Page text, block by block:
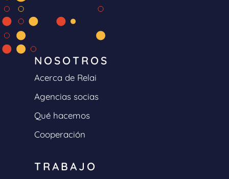
NOSOTROS
Acerca de Relai
Agencias socias
Qué hacemos
Cooperación
TRABAJO